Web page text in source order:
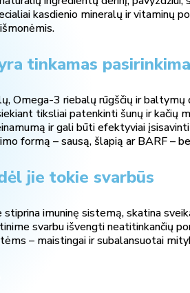
kasdienio mineralų ir vitaminų
tinkamas
Omega-3 riebalų rūgščių ir baltymų
tiksliai patenkinti šunų ir kačių
ir gali būti efektyviai
formą – sausą, šlapią ar BARF –
jie tokie svarbūs
imuninę sistemą, skatina
svarbu išvengti neatitinkančių
– maistingai ir subalansuotai